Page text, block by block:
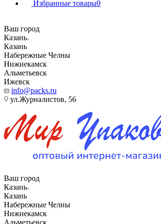
Избранные товары0
Ваш город
Казань
Казань
Набережные Челны
Нижнекамск
Альметьевск
Ижевск
info@packs.ru
ул.Журналистов, 56
Ваш город
Казань
Казань
Набережные Челны
Нижнекамск
Альметьевск